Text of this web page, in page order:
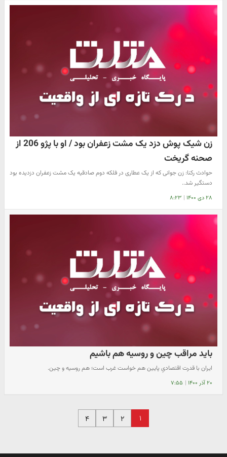
زن شیک پوش دزد یک مشت زعفران بود / او با پژو 206 از
صحنه گریخت
حوادث رکنا: زن جوانی که از یک عطاری در فلکه دوم صادقیه یک مشت زعفران دزدیده بود
دستگیر شد..
۲۸ دی ۱۴۰۰ | ۸:۲۳
باید مراقب چین و روسیه هم باشیم
ایران با قدرت اقتصادیِ پایین هم خواست غرب است؛ هم روسیه و چین.
۲۰ آذر ۱۴۰۰ | ۷:۵۵
۱ ۲ ۳ ۴